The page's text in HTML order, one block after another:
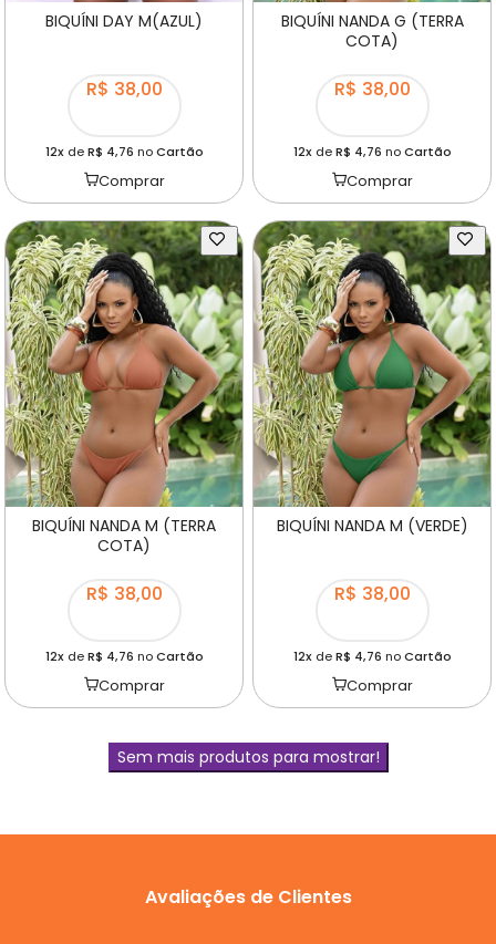
BIQUÍNI DAY M(AZUL)
R$ 38,00
12xdeR$ 4,76 noCartão
Comprar
BIQUÍNI NANDA G (TERRA
COTA)
R$ 38,00
12xdeR$ 4,76 noCartão
Comprar
BIQUÍNI NANDA M (TERRA
COTA)
R$ 38,00
12xdeR$ 4,76 noCartão
Comprar
BIQUÍNI NANDA M (VERDE)
R$ 38,00
12xdeR$ 4,76 noCartão
Comprar
Sem mais produtos para mostrar!
Avaliações de Clientes